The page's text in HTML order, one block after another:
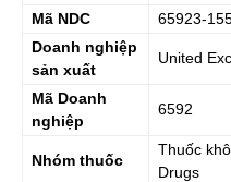
Mã NDC
65923-
Doanh nghiệp
sản xuất
United
Mã Doanh
nghiệp
6592
Nhóm thuốc
Thuốc
Drugs